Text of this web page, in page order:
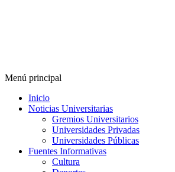
Menú principal
Inicio
Noticias Universitarias
Gremios Universitarios
Universidades Privadas
Universidades Públicas
Fuentes Informativas
Cultura